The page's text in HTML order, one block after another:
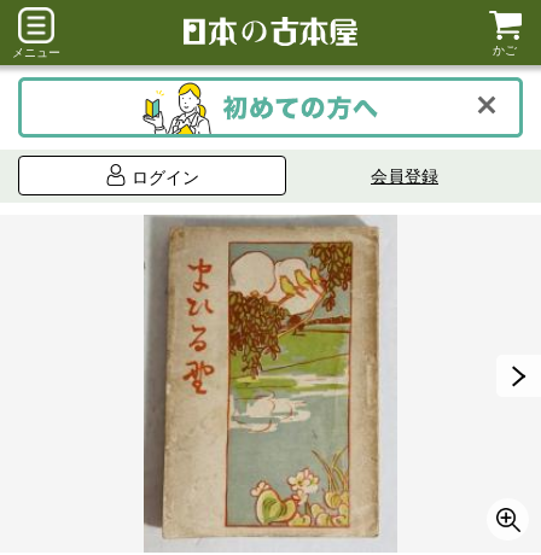
メニュー かご
ログイン 会員登録